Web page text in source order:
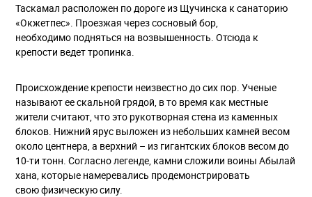
Таскамал расположен по дороге из Щучинска к санаторию
«Окжетпес». Проезжая через сосновый бор,
необходимо подняться на возвышенность. Отсюда к
крепости ведет тропинка.
Происхождение крепости неизвестно до сих пор. Ученые
называют ее скальной грядой, в то время как местные
жители считают, что это рукотворная стена из каменных
блоков. Нижний ярус выложен из небольших камней весом
около центнера, а верхний – из гигантских блоков весом до
10-ти тонн. Согласно легенде, камни сложили воины Абылай
хана, которые намеревались продемонстрировать
свою физическую силу.